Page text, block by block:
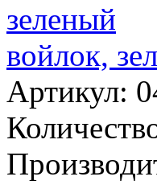
войлок,
Артикул: